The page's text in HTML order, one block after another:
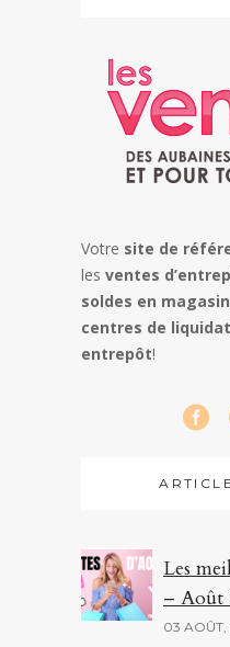
Votre site de
les ventes
soldes en magasin
centres de
entrepôt!
Les
– Août
03